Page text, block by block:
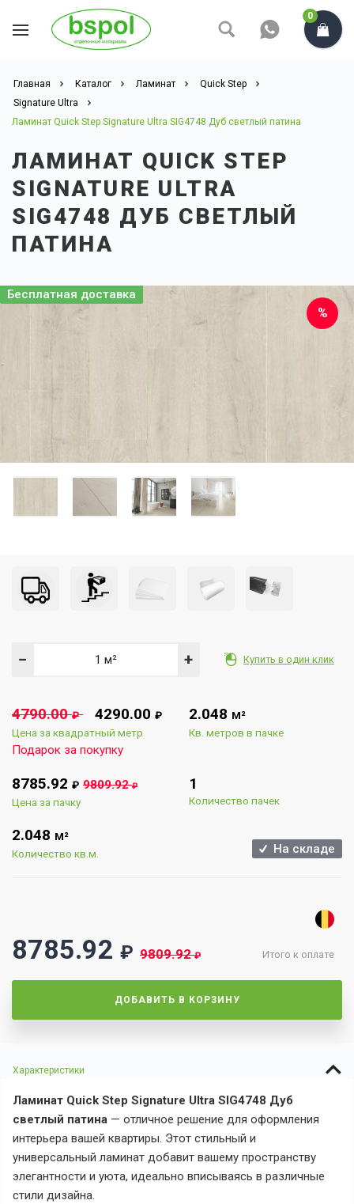
0
Главная Каталог Ламинат
Quick Step
Signature Ultra
Ламинат Quick Step Signature Ultra SIG4748 Дуб светлый патина
ЛАМИНАТ QUICK STEP
SIGNATURE ULTRA
SIG4748 ДУБ СВЕТЛЫЙ
ПАТИНА
Бесплатная доставка
Купить в один клик
− +
4790.00 ₽ 4290.00 ₽
Цена за квадратный метр
Подарок за покупку
2.048 М²
Кв. метров в пачке
8785.92 ₽ 9809.92₽
Цена за пачку
1
Количество пачек
2.048 М²
Количество кв.м. На складе
Итого к оплате
8785.92 ₽ 9809.92₽
ДОБАВИТЬ В КОРЗИНУ
Характеристики
Ламинат Quick Step Signature Ultra SIG4748 Дуб
светлый патина — отличное решение для оформления
интерьера вашей квартиры. Этот стильный и
универсальный ламинат добавит вашему пространству
элегантности и уюта, идеально вписываясь в различные
стили дизайна.